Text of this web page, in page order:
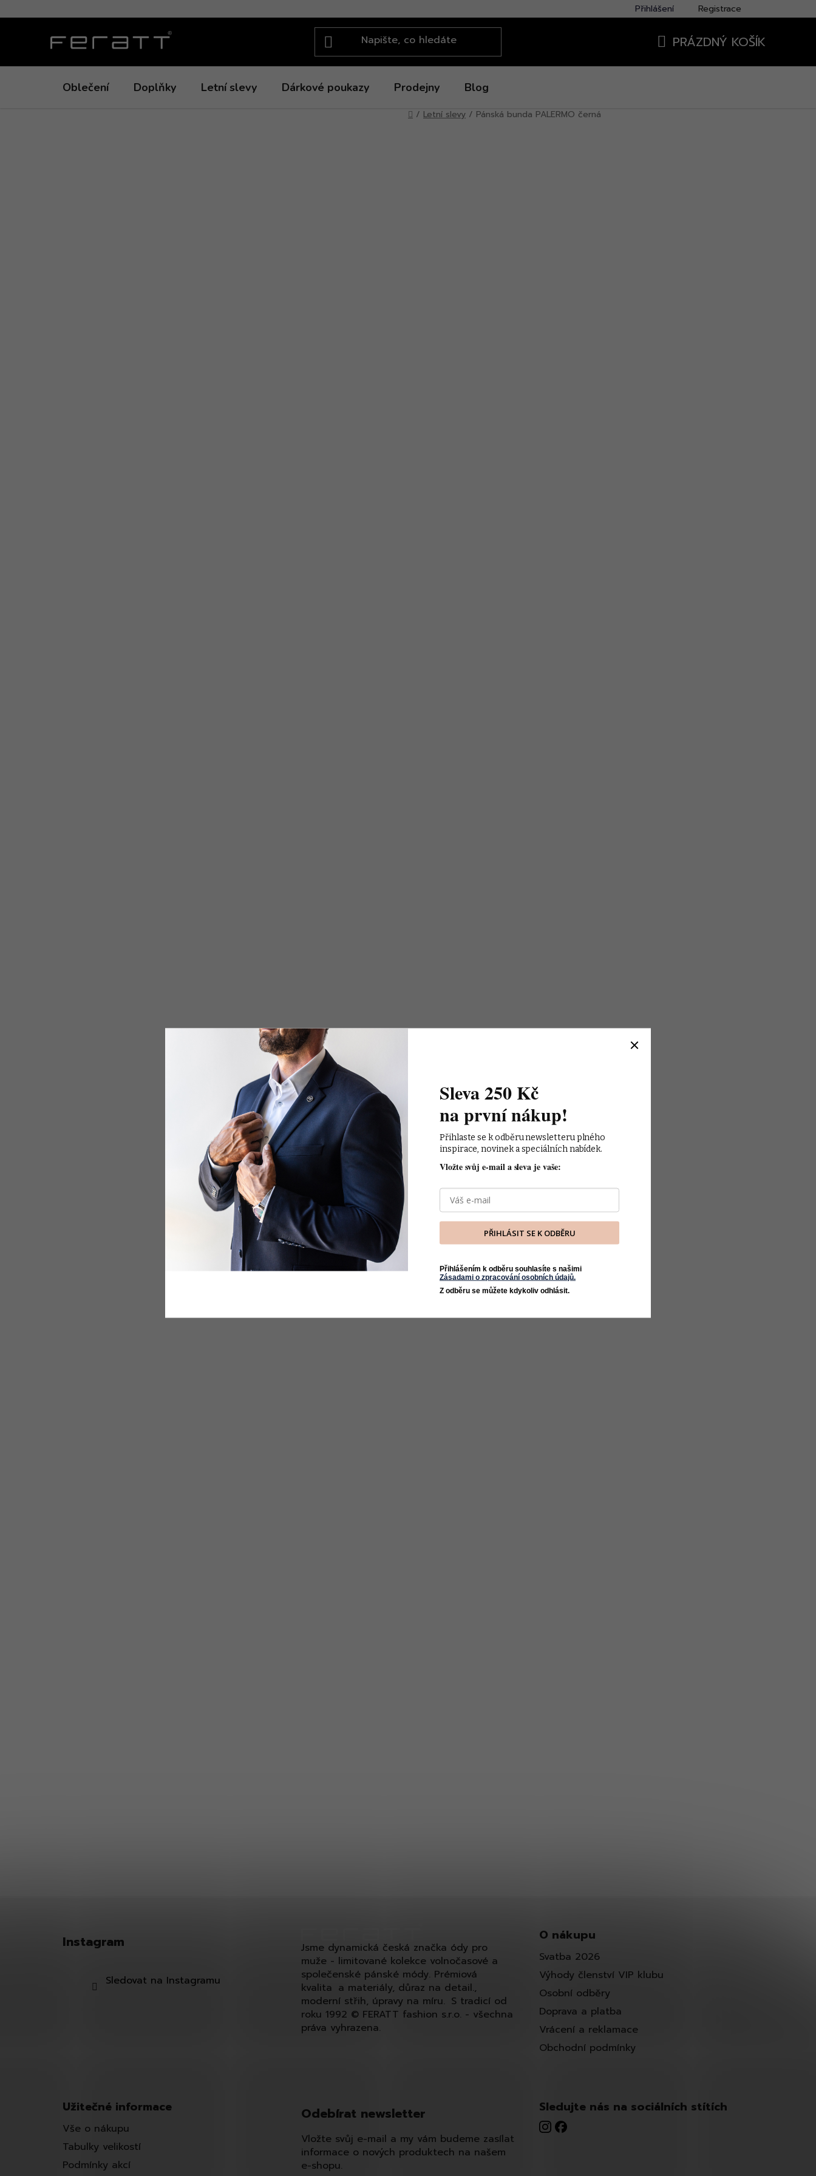
na
Přihlášení Registrace
PRÁZDNÝ KOŠÍK
Oblečení Doplňky Letní slevy Dárkové poukazy Prodejny Blog
Domů
/ Letní slevy / Pánská bunda PALERMO černá
Instagram
Sledovat na Instagramu
Jsme dynamická česká značka ódy pro
muže - limitované kolekce volnočasové a
společenské pánské módy. Prémiová
kvalita a materiály, důraz na detail.,
moderní střih, úpravy na míru. S tradicí od
roku 1992 © FERATT fashion s.r.o. - všechna
práva vyhrazena.
O nákupu
Svatba 2026
Výhody členství VIP klubu
Osobní odběry
Doprava a platba
Vrácení a reklamace
Obchodní podmínky
Užitečné informace
Vše o nákupu
Tabulky velikostí
Podmínky akcí
Odebírat newsletter
Vložte svůj e-mail a my vám budeme zasílat
informace o nových produktech na našem
e-shopu.
Sledujte nás na sociálních stítích
Sleva 250 Kč
na první nákup!
Přihlaste se k odběru newsletteru plného
inspirace, novinek a speciálních nabídek.
Vložte svůj e-mail a sleva je vaše:
PŘIHLÁSIT SE K ODBĚRU
Přihlášením k odběru souhlasíte s našimi
Zásadami o zpracování osobních údajů.
Z odběru se můžete kdykoliv odhlásit.